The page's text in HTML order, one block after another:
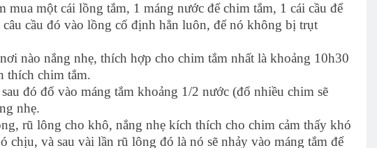
mua một cái lồng tắm, 1 máng nước để chim tắm, 1 cái cầu để
cầu đó vào lồng cố định hẳn luôn, để nó không bị trụt
nào nắng nhẹ, thích hợp cho chim tắm nhất là khoảng 10h30
thích chim tắm.
đó đổ vào máng tắm khoảng 1/2 nước (đổ nhiều chim sẽ
nhẹ.
rũ lông cho khô, nắng nhẹ kích thích cho chim cảm thấy khó
chịu, và sau vài lần rũ lông đó là nó sẽ nhảy vào máng tắm để